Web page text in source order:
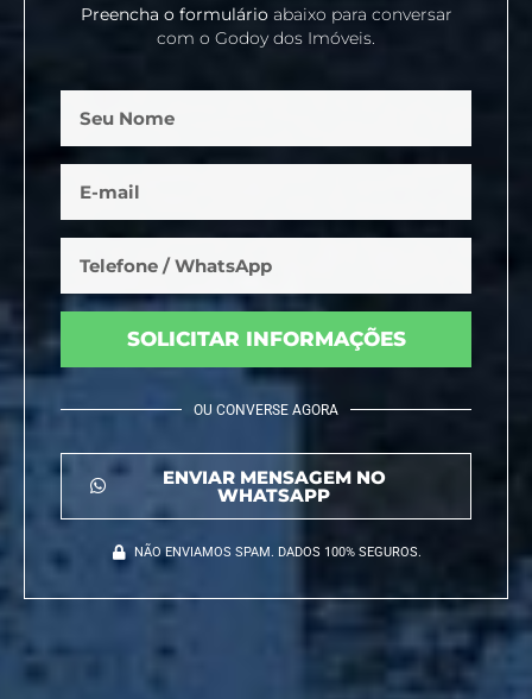
Preencha o formulárioabaixo para conversar
com o Godoy dos Imóveis.
SOLICITAR INFORMAÇÕES
OU CONVERSE AGORA
ENVIAR MENSAGEM NO
WHATSAPP
NÃO ENVIAMOS SPAM. DADOS 100% SEGUROS.